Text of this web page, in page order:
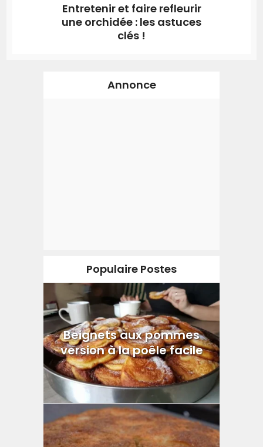
Entretenir et faire refleurir
une orchidée : les astuces
clés !
Annonce
Populaire Postes
Beignets aux pommes
version à la poêle facile